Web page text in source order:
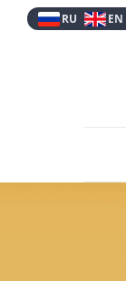
RU EN